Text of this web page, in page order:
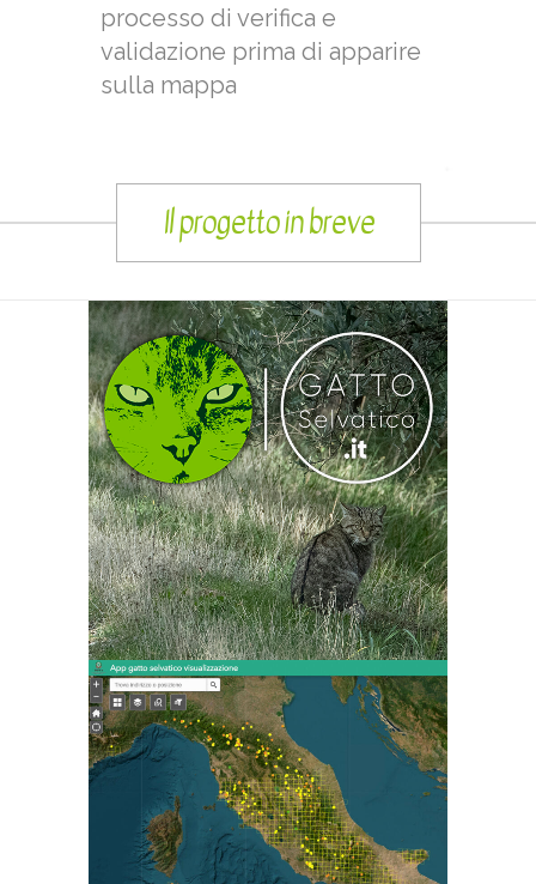
processo di verifica e
validazione prima di apparire
sulla mappa
Il progetto in breve
www.gattoselvatico.it è un
progetto sviluppato dal
Museo di Storia Naturale
della Maremma in
collaborazione con ISPRA e
con il Ministero
dell’Ambiente, in seno al
Network Nazionale della
Biodiversità
Aiutaci a mantenere
aggiornata la distribuzione
del gatto selvatico europeo
e del gatto selvatico sardo,
per contribuire alla